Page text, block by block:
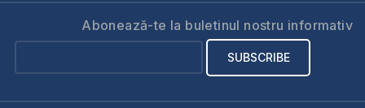
Abonează-te la buletinul nostru informativ